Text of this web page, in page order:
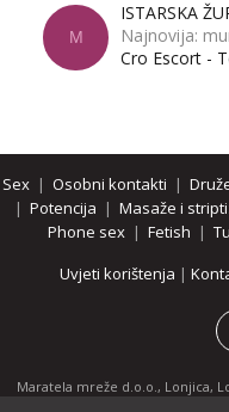
M
ISTARSKA
Najnovija:
Cro Escort -
Sex| Osobni kontakti |
| Potencija | Masaže i
Phone sex| Fetish |
Uvjeti korištenja |
Maratela mreže d.o.o., Lonjica,